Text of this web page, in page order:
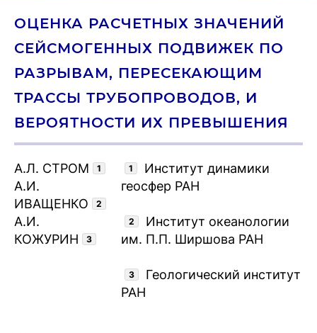
ОЦЕНКА РАСЧЕТНЫХ ЗНАЧЕНИЙ
СЕЙСМОГЕННЫХ ПОДВИЖЕК ПО
РАЗРЫВАМ, ПЕРЕСЕКАЮЩИМ
ТРАССЫ ТРУБОПРОВОДОВ, И
ВЕРОЯТНОСТИ ИХ ПРЕВЫШЕНИЯ
А.Л. СТРОМ 1
А.И.
ИВАЩЕНКО
2
А.И.
КОЖУРИН
3
1
Институт динамики
геосфер РАН
2
Институт океанологии
им. П.П. Ширшова РАН
3
Геологический институт
РАН